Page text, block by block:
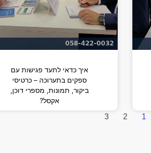
איך כדאי לתעד פגישות עם
ספקים בתערוכה – כרטיסי
ביקור, תמונות, מספרי דוכן,
אקסל?
1
2
3